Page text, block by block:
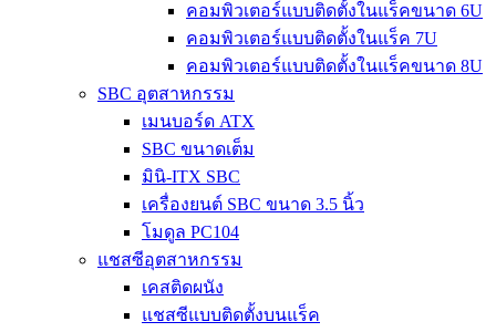
คอมพิวเตอร์แบบติดตั้งในแร็คขนาด 6U
คอมพิวเตอร์แบบติดตั้งในแร็ค 7U
คอมพิวเตอร์แบบติดตั้งในแร็คขนาด 8U
SBC อุตสาหกรรม
เมนบอร์ด ATX
SBC ขนาดเต็ม
มินิ-ITX SBC
เครื่องยนต์ SBC ขนาด 3.5 นิ้ว
โมดูล PC104
แชสซีอุตสาหกรรม
เคสติดผนัง
แชสซีแบบติดตั้งบนแร็ค